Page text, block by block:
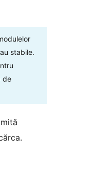
stabile.
de